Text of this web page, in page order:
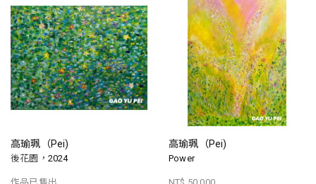
高瑜珮（Pei)
後花園，2024
高瑜珮（Pei)
Power